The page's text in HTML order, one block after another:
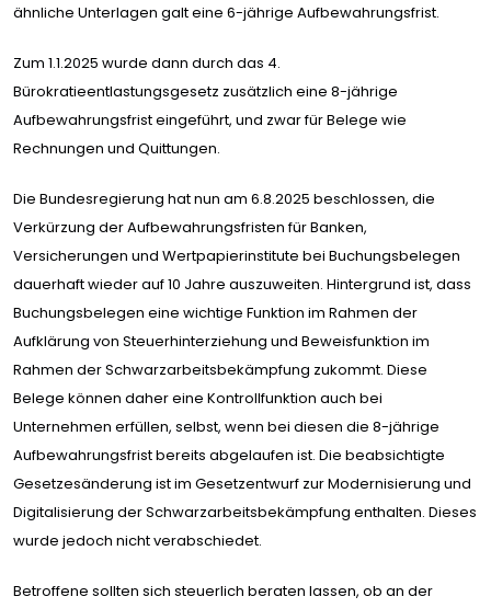
ähnliche Unterlagen galt eine 6-jährige Aufbewahrungsfrist.
Zum 1.1.2025 wurde dann durch das 4.
Bürokratieentlastungsgesetz zusätzlich eine 8-jährige
Aufbewahrungsfrist eingeführt, und zwar für Belege wie
Rechnungen und Quittungen.
Die Bundesregierung hat nun am 6.8.2025 beschlossen, die
Verkürzung der Aufbewahrungsfristen für Banken,
Versicherungen und Wertpapierinstitute bei Buchungsbelegen
dauerhaft wieder auf 10 Jahre auszuweiten. Hintergrund ist, dass
Buchungsbelegen eine wichtige Funktion im Rahmen der
Aufklärung von Steuerhinterziehung und Beweisfunktion im
Rahmen der Schwarzarbeitsbekämpfung zukommt. Diese
Belege können daher eine Kontrollfunktion auch bei
Unternehmen erfüllen, selbst, wenn bei diesen die 8-jährige
Aufbewahrungsfrist bereits abgelaufen ist. Die beabsichtigte
Gesetzesänderung ist im Gesetzentwurf zur Modernisierung und
Digitalisierung der Schwarzarbeitsbekämpfung enthalten. Dieses
wurde jedoch nicht verabschiedet.
Betroffene sollten sich steuerlich beraten lassen, ob an der